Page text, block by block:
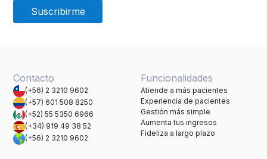
Contacto
(+56) 2 3210 9602
(+57) 601 508 8250
(+52) 55 5350 6966
(+34) 919 49 38 52
(+56) 2 3210 9602
Funcionalidades
Atiende a más pacientes
Experiencia de pacientes
Gestión más simple
Aumenta tus ingresos
Fideliza a largo plazo